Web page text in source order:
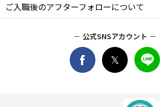
ご入職後のアフターフォローについて
公式SNSアカウント